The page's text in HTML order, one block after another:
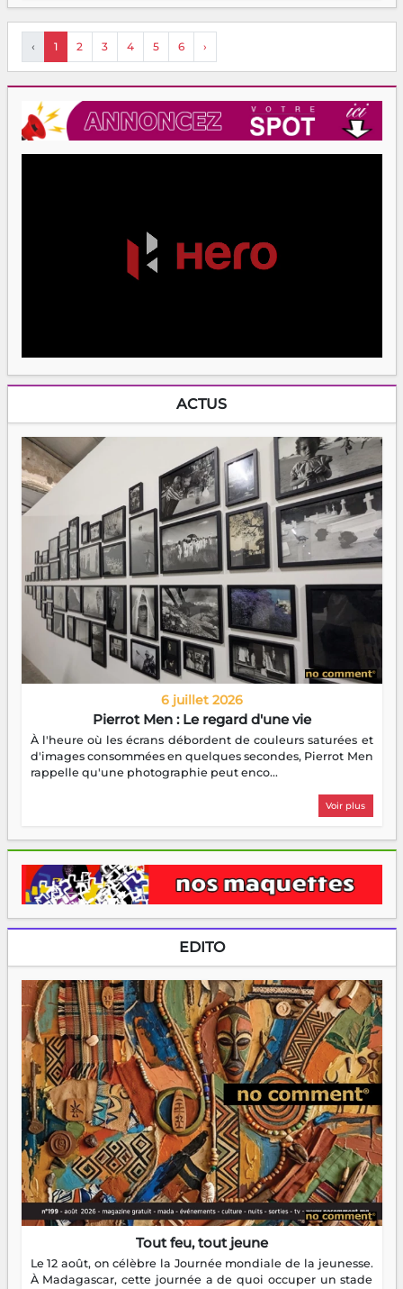
‹ 1 2 3 4 5 6 ›
ACTUS
6 juillet 2026
Pierrot Men : Le regard d'une vie
À l'heure où les écrans débordent de couleurs saturées et
d'images consommées en quelques secondes, Pierrot Men
rappelle qu'une photographie peut enco...
Voir plus
EDITO
Tout feu, tout jeune
Le 12 août, on célèbre la Journée mondiale de la jeunesse.
À Madagascar, cette journée a de quoi occuper un stade